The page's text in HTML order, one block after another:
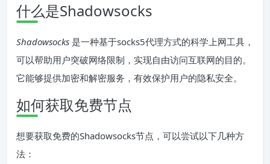
什么是Shadowsocks
Shadowsocks 是一种基于socks5代理方式的科学上网工具，
可以帮助用户突破网络限制，实现自由访问互联网的目的。
它能够提供加密和解密服务，有效保护用户的隐私安全。
如何获取免费节点
想要获取免费的Shadowsocks节点，可以尝试以下几种方
法：